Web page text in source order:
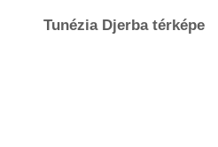
Dominikai Köztársaság
Tunézia Djerba térképe